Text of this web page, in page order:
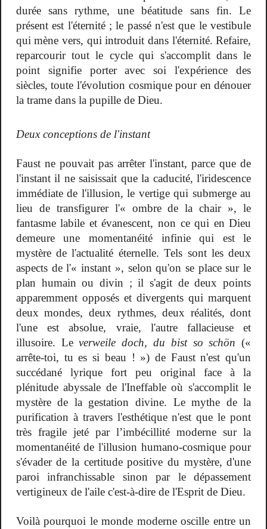
durée sans rythme, une béatitude sans fin. Le
présent est l'éternité ; le passé n'est que le vestibule
qui mène vers, qui introduit dans l'éternité. Refaire,
reparcourir tout le cycle qui s'accomplit dans le
point signifie porter avec soi l'expérience des
siècles, toute l'évolution cosmique pour en dénouer
la trame dans la pupille de Dieu.
Deux conceptions de l'instant
Faust ne pouvait pas arrêter l'instant, parce que de
l'instant il ne saisissait que la caducité, l'iridescence
immédiate de l'illusion, le vertige qui submerge au
lieu de transfigurer l'« ombre de la chair », le
fantasme labile et évanescent, non ce qui en Dieu
demeure une momentanéité infinie qui est le
mystère de l'actualité éternelle. Tels sont les deux
aspects de l'« instant », selon qu'on se place sur le
plan humain ou divin ; il s'agit de deux points
apparemment opposés et divergents qui marquent
deux mondes, deux rythmes, deux réalités, dont
l'une est absolue, vraie, l'autre fallacieuse et
illusoire. Leverweile doch, du bist so schön («
arrête-toi, tu es si beau ! ») de Faust n'est qu'un
succédané lyrique fort peu original face à la
plénitude abyssale de l'Ineffable où s'accomplit le
mystère de la gestation divine. Le mythe de la
purification à travers l'esthétique n'est que le pont
très fragile jeté par l’imbécillité moderne sur la
momentanéité de l'illusion humano-cosmique pour
s'évader de la certitude positive du mystère, d'une
paroi infranchissable sinon par le dépassement
vertigineux de l'aile c'est-à-dire de l'Esprit de Dieu.
Voilà pourquoi le monde moderne oscille entre un